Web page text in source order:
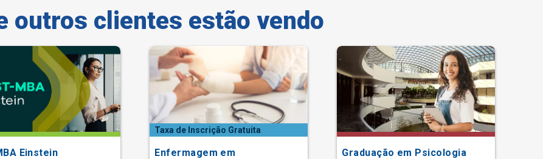
outros clientes estão vendo
Einstein
Taxa de Inscrição Gratuita
Enfermagem em
Graduação em Psicologia